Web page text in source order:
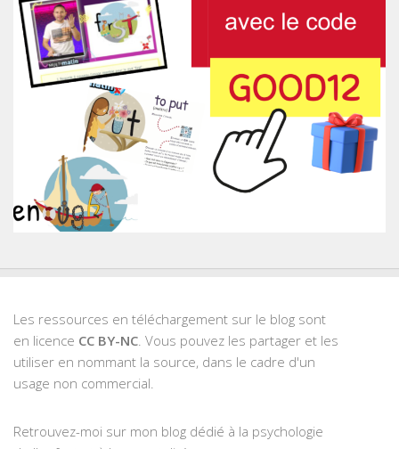
Les ressources en téléchargement sur le blog sont
en licence CC BY-NC. Vous pouvez les partager et les
utiliser en nommant la source, dans le cadre d'un
usage non commercial.
Retrouvez-moi sur mon blog dédié à la psychologie